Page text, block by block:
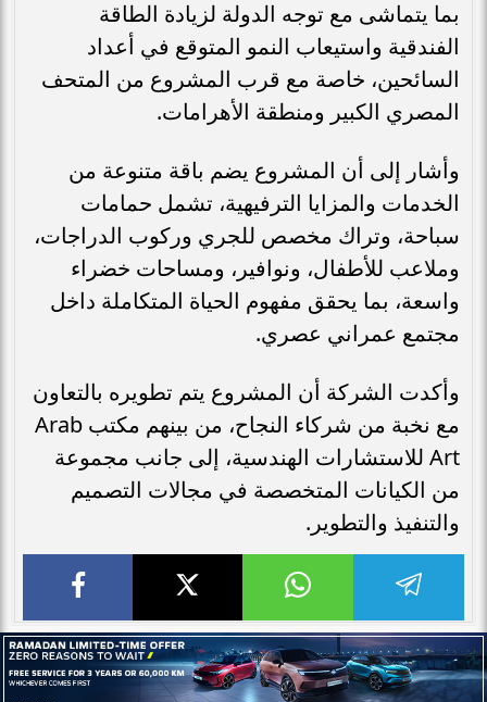
بما يتماشى مع توجه الدولة لزيادة الطاقة
الفندقية واستيعاب النمو المتوقع في أعداد
السائحين، خاصة مع قرب المشروع من المتحف
المصري الكبير ومنطقة الأهرامات.
وأشار إلى أن المشروع يضم باقة متنوعة من
الخدمات والمزايا الترفيهية، تشمل حمامات
سباحة، وتراك مخصص للجري وركوب الدراجات،
وملاعب للأطفال، ونوافير، ومساحات خضراء
واسعة، بما يحقق مفهوم الحياة المتكاملة داخل
مجتمع عمراني عصري.
وأكدت الشركة أن المشروع يتم تطويره بالتعاون
مع نخبة من شركاء النجاح، من بينهم مكتب Arab
Art للاستشارات الهندسية، إلى جانب مجموعة
من الكيانات المتخصصة في مجالات التصميم
والتنفيذ والتطوير.